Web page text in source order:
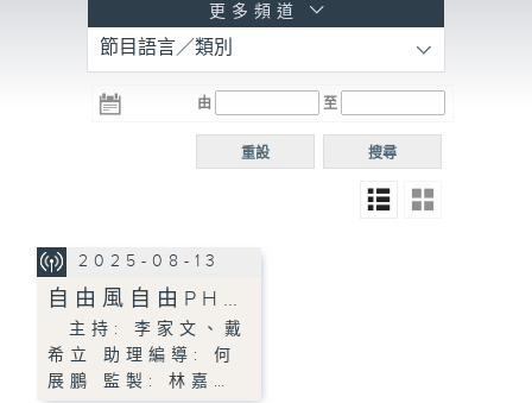
R3
電台 電台
R5
電台
普通
更多頻道
節目語言／類別
由 至
搜尋
重設
2025-08-13
自由風自由PH…
主持: 李家文、戴
希立 助理編導: 何
展鵬 監製: 林嘉…